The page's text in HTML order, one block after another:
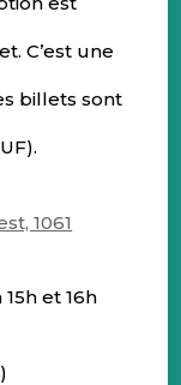
C’est une
billets sont
1061
et 16h